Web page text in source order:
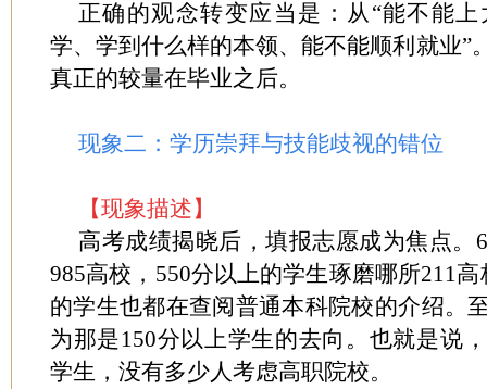
正确的观念转变应当是：从“能不能
学、学到什么样的本领、能不能顺利就业”
真正的较量在毕业之后。
现象二：学历崇拜与技能歧视的错位
【现象描述】
高考成绩揭晓后，填报志愿成为焦点。
985高校，550分以上的学生琢磨哪所211
的学生也都在查阅普通本科院校的介绍。
为那是150分以上学生的去向。也就是说
学生，没有多少人考虑高职院校。